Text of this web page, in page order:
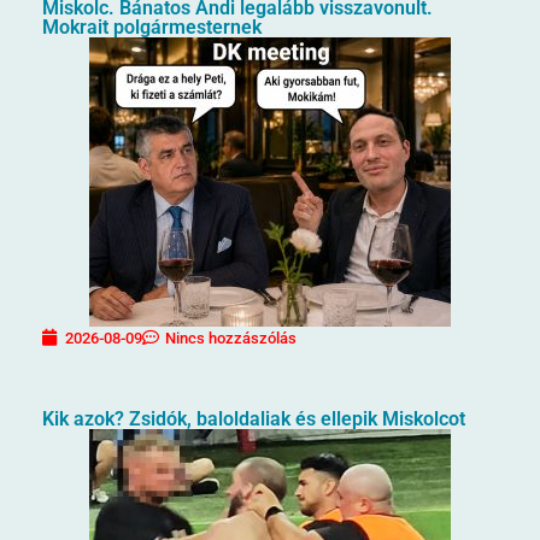
Miskolc. Bánatos Andi legalább visszavonult.
Mokrait polgármesternek
2026-08-09 Nincs hozzászólás
Kik azok? Zsidók, baloldaliak és ellepik Miskolcot